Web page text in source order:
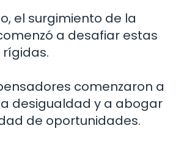
el surgimiento de la
a desafiar estas
comenzaron a
desigualdad y a abogar
de oportunidades.